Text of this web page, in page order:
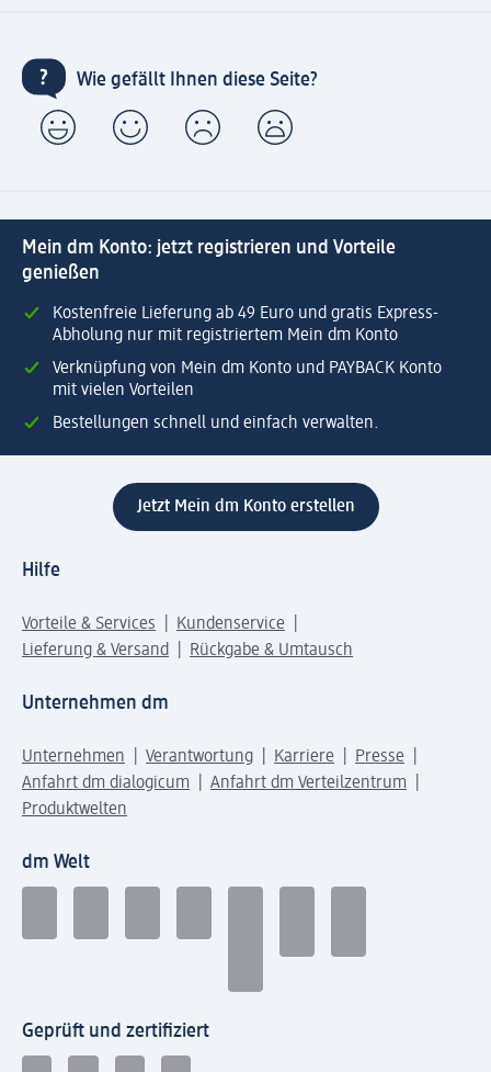
Wie gefällt Ihnen diese Seite?
Mein dm Konto: jetzt registrieren und Vorteile
genießen
Kostenfreie Lieferung ab 49 Euro und gratis Express-
Abholung nur mit registriertem Mein dm Konto
Verknüpfung von Mein dm Konto und PAYBACK Konto
mit vielen Vorteilen
Bestellungen schnell und einfach verwalten.
Jetzt Mein dm Konto erstellen
Hilfe
Vorteile & Services
Kundenservice
Lieferung & Versand
Rückgabe & Umtausch
Unternehmen dm
Unternehmen Verantwortung Karriere
Presse
Anfahrt dm dialogicum
Anfahrt dm Verteilzentrum
Produktwelten
dm Welt
Geprüft und zertifiziert